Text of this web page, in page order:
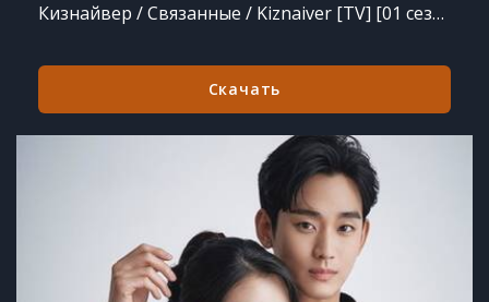
Кизнайвер / Связанные / Kiznaiver [TV] [01 сезон, 01-06 серии из 12] (2016) HDTVRip 720p
Скачать